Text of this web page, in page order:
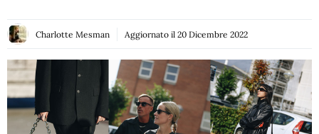
Charlotte Mesman Aggiornato il 20 Dicembre 2022